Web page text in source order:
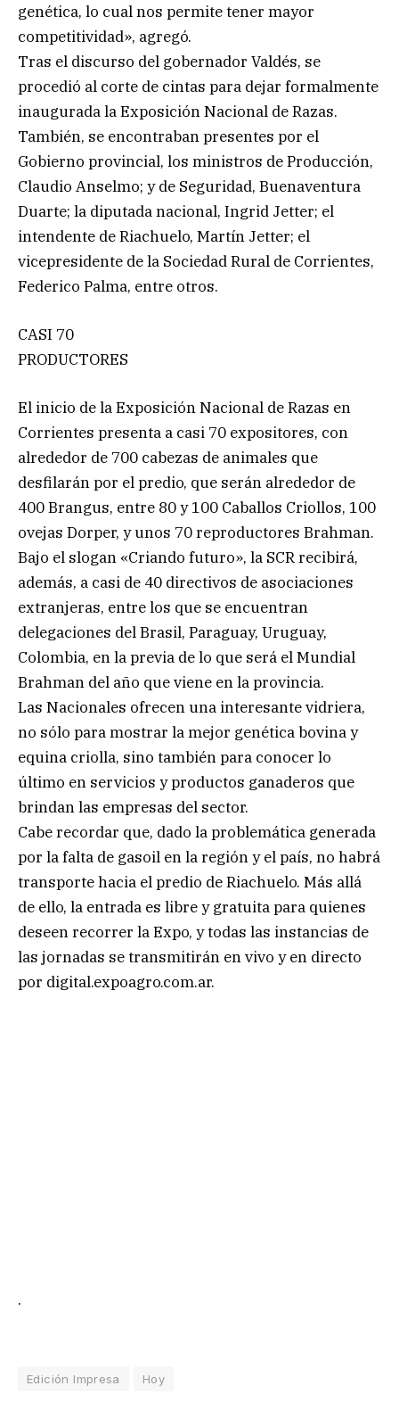
genética, lo cual nos permite tener mayor
competitividad», agregó.
Tras el discurso del gobernador Valdés, se
procedió al corte de cintas para dejar formalmente
inaugurada la Exposición Nacional de Razas.
También, se encontraban presentes por el
Gobierno provincial, los ministros de Producción,
Claudio Anselmo; y de Seguridad, Buenaventura
Duarte; la diputada nacional, Ingrid Jetter; el
intendente de Riachuelo, Martín Jetter; el
vicepresidente de la Sociedad Rural de Corrientes,
Federico Palma, entre otros.
CASI 70
PRODUCTORES
El inicio de la Exposición Nacional de Razas en
Corrientes presenta a casi 70 expositores, con
alrededor de 700 cabezas de animales que
desfilarán por el predio, que serán alrededor de
400 Brangus, entre 80 y 100 Caballos Criollos, 100
ovejas Dorper, y unos 70 reproductores Brahman.
Bajo el slogan «Criando futuro», la SCR recibirá,
además, a casi de 40 directivos de asociaciones
extranjeras, entre los que se encuentran
delegaciones del Brasil, Paraguay, Uruguay,
Colombia, en la previa de lo que será el Mundial
Brahman del año que viene en la provincia.
Las Nacionales ofrecen una interesante vidriera,
no sólo para mostrar la mejor genética bovina y
equina criolla, sino también para conocer lo
último en servicios y productos ganaderos que
brindan las empresas del sector.
Cabe recordar que, dado la problemática generada
por la falta de gasoil en la región y el país, no habrá
transporte hacia el predio de Riachuelo. Más allá
de ello, la entrada es libre y gratuita para quienes
deseen recorrer la Expo, y todas las instancias de
las jornadas se transmitirán en vivo y en directo
por digital.expoagro.com.ar.
.
Edición Impresa Hoy